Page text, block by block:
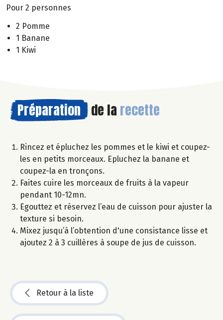
Pour 2 personnes
2 Pomme
1 Banane
1 Kiwi
Préparation de la recette
Rincez et épluchez les pommes et le kiwi et coupez-
les en petits morceaux. Epluchez la banane et
coupez-la en tronçons.
Faites cuire les morceaux de fruits à la vapeur
pendant 10-12mn.
Egouttez et réservez l’eau de cuisson pour ajuster la
texture si besoin.
Mixez jusqu’à l’obtention d'une consistance lisse et
ajoutez 2 à 3 cuillères à soupe de jus de cuisson.
Retour à la liste